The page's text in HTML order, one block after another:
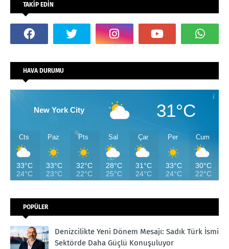
TAKİP EDİN
HAVA DURUMU
New York City 31°C
Cts
33°C
24°C
Paz
33°C
23°C
Pts
32°C
22°C
Sal
28°C
25°C
Çar
31°C
24°C
Per
33°C
24°C
Cum
30°C
22°C
POPÜLER
Denizcilikte Yeni Dönem Mesajı: Sadık Türk İsmi
Sektörde Daha Güçlü Konuşuluyor